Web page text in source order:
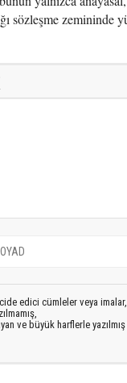
sözleşme zemininde
edici cümleler veya imalar,
ve büyük harflerle